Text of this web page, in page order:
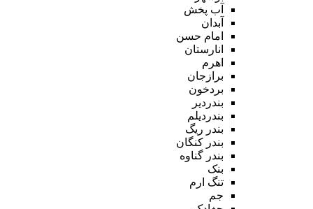
آب پخش
آبدان
امام حسن
انارستان
اهرم
برازجان
بردخون
بندردیر
بندردیلم
بندر ریگ
بندر کنگان
بندر گناوه
بنک
تنگ ارم
جم